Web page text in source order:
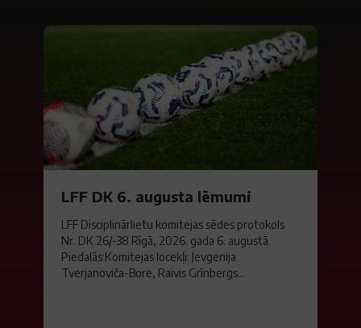
LFF DK 6. augusta lēmumi
LFF Disciplinārlietu komitejas sēdes protokols
Nr. DK 26/-38 Rīgā, 2026. gada 6. augustā.
Piedalās:Komitejas locekļi: Jevgenija
Tverjanoviča-Bore, Raivis Grīnbergs...